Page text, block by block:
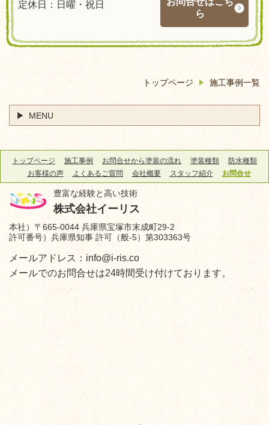
ら
定休日：日曜・祝日
トップページ 施工事例一覧
MENU
トップページ 施工事例 お問合せから塗装の流れ 塗装種類
防水種類
お客様の声
よくあるご質問 会社概要 スタッフ紹介 お問合せ
豊富な経験と高い技術
株式会社イーリス
本社）〒665-0044 兵庫県宝塚市末成町29-2
許可番号）兵庫県知事 許可（般-5）第303363号
メールアドレス：info@i-ris.co
メールでのお問合せは24時間受け付けております。